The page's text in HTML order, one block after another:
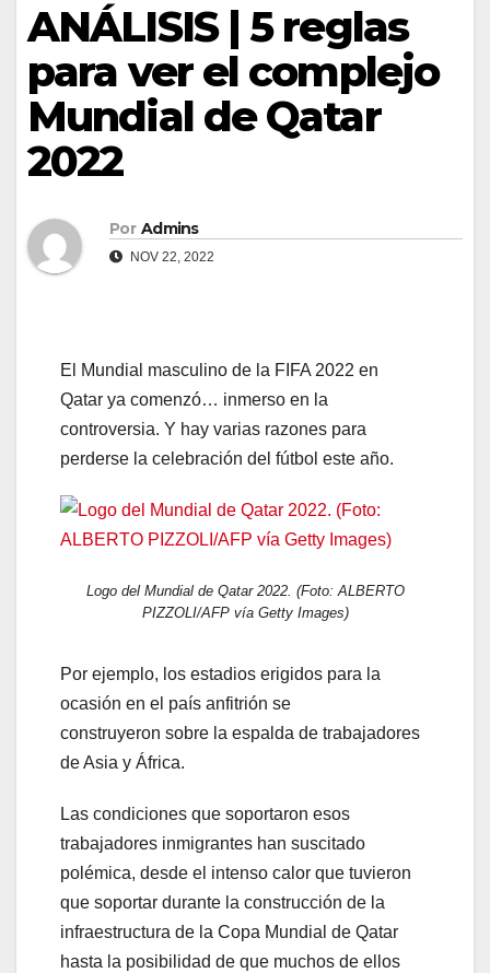
ANÁLISIS | 5 reglas
para ver el complejo
Mundial de Qatar
2022
Por Admins
NOV 22, 2022
El Mundial masculino de la FIFA 2022 en
Qatar ya comenzó… inmerso en la
controversia. Y hay varias razones para
perderse la celebración del fútbol este año.
Logo del Mundial de Qatar 2022. (Foto: ALBERTO
PIZZOLI/AFP vía Getty Images)
Por ejemplo, los estadios erigidos para la
ocasión en el país anfitrión se
construyeron sobre la espalda de trabajadores
de Asia y África.
Las condiciones que soportaron esos
trabajadores inmigrantes han suscitado
polémica, desde el intenso calor que tuvieron
que soportar durante la construcción de la
infraestructura de la Copa Mundial de Qatar
hasta la posibilidad de que muchos de ellos